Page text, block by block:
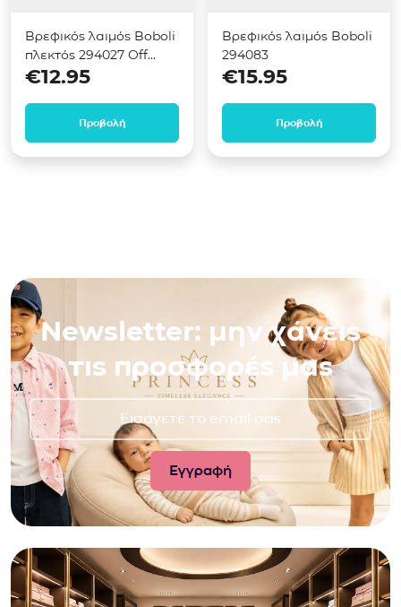
Βρεφικός λαιμός Boboli
πλεκτός 294027 Off
white
€12.95
Προβολή
Βρεφικός λαιμός Boboli
294083
€15.95
Προβολή
Newsletter: μην χάνεις
τις προσφορές μας